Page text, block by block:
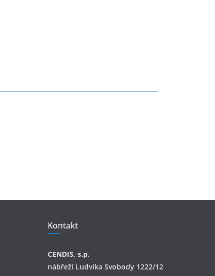
Kontakt
CENDIS, s.p.
nábřeží Ludvíka Svobody 1222/12